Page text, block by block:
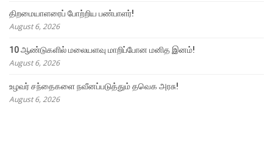
திறமையாளரைப் போற்றிய பண்பாளர்!
August 6, 2026
10 ஆண்டுகளில் மலையளவு மாறிப்போன மனித இனம்!
August 6, 2026
உழவர் சந்தைகளை நவீனப்படுத்தும் தவெக அரசு!
August 6, 2026